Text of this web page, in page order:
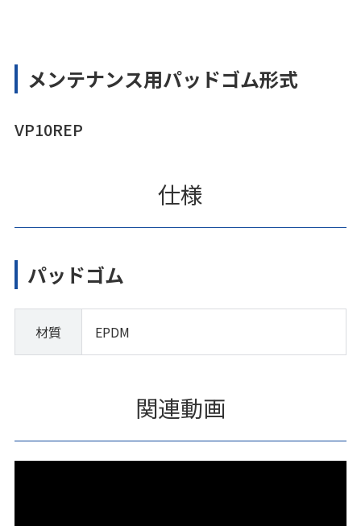
メンテナンス用パッドゴム形式
VP10REP
仕様
パッドゴム
材質 EPDM
関連動画